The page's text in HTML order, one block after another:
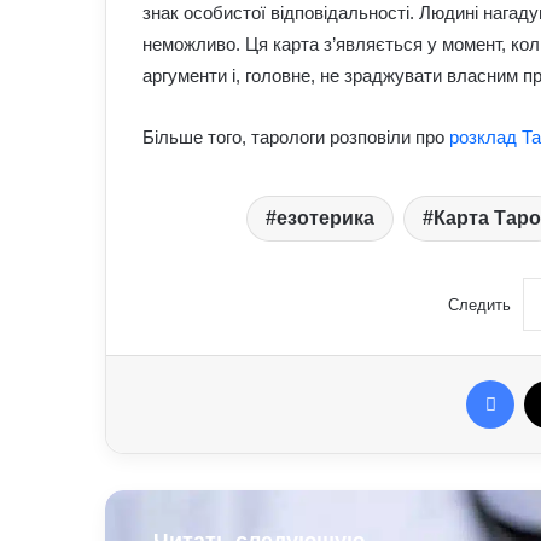
знак особистої відповідальності. Людині
неможливо. Ця карта з’являється у момент,
аргументи і, головне, не зраджувати власним
Більше того, тарологи розповіли про розклад
езотерика Карта Таро
Следить